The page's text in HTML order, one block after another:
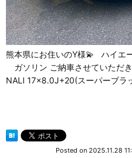
熊本県にお住いのY様💫 ハイ
ガソリン ご納車させていただ
NALI 17×8.0J+20(スーパーブラ
Posted on 2025.11.28